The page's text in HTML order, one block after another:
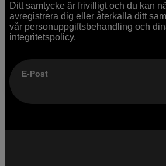
Ditt samtycke är frivilligt och du kan
avregistrera dig eller återkalla ditt
vår personuppgiftsbehandling och
integritetspolicy.
E-Post